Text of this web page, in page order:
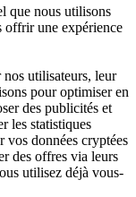
que nous utilisons
offrir une expérience
nos utilisateurs, leur
pour optimiser en
des publicités et
les statistiques
données cryptées
des offres via leurs
utilisez déjà vous-